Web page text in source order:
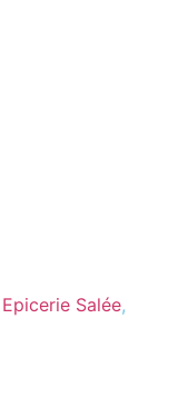
Epicerie Salée,